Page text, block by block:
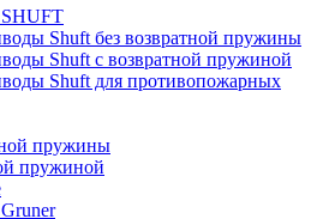
Shuft без возвратной пружины
Shuft с возвратной пружиной
Shuft для противопожарных
пружины
пружиной